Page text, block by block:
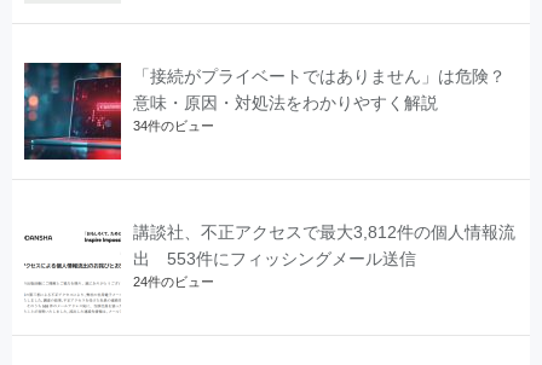
「接続がプライベートではありません」は危険？
意味・原因・対処法をわかりやすく解説
34件のビュー
講談社、不正アクセスで最大3,812件の個人情報流
出 553件にフィッシングメール送信
24件のビュー